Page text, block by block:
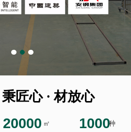
匠心 · 材放心
20000 ㎡ 1000种